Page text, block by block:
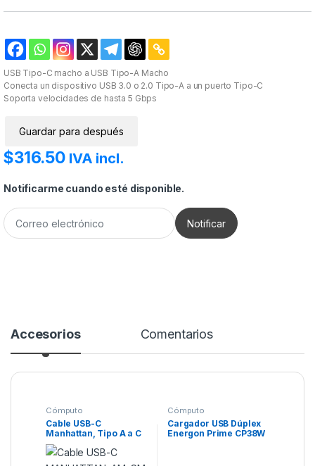
USB Tipo-C macho a USB Tipo-A Macho
Conecta un dispositivo USB 3.0 o 2.0 Tipo-A a un puerto Tipo-C
Soporta velocidades de hasta 5 Gbps
Guardar para después
$316.50 IVA incl.
Notificarme cuando esté disponible.
Accesorios Comentarios
Cómputo
Cable USB-C
Manhattan, Tipo A a C
2.0M V3.1, negro.
Cómputo
Cargador USB Dúplex
Energon Prime CP38W